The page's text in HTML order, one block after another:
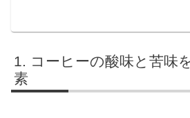
コーヒーの酸味と苦味
素